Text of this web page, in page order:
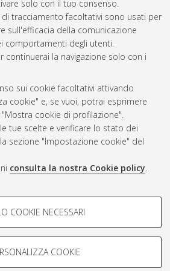
solo con il tuo consenso.
tracciamento facoltativi sono usati per
sull'efficacia della comunicazione
comportamenti degli utenti.
continuerai la navigazione solo con i
sui cookie facoltativi attivando
cookie" e, se vuoi, potrai esprimere
cookie di profilazione".
tue scelte e verificare lo stato dei
sezione "Impostazione cookie" del
consulta la nostra Cookie policy.
-
per analizzare le caratteristiche della
profili in base al loro comportamento
COOKIE NECESSARI
COOKIE
del documento:
sito